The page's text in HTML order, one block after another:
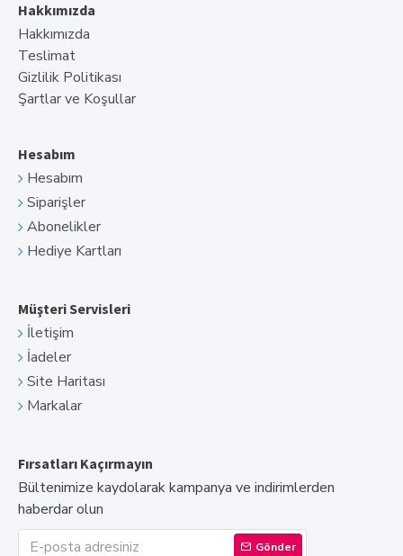
Hakkımızda
Hakkımızda
Teslimat
Gizlilik Politikası
Şartlar ve Koşullar
Hesabım
Hesabım
Siparişler
Abonelikler
Hediye Kartları
Müşteri Servisleri
İletişim
İadeler
Site Haritası
Markalar
Fırsatları Kaçırmayın
Bültenimize kaydolarak kampanya ve indirimlerden
haberdar olun
Gönder